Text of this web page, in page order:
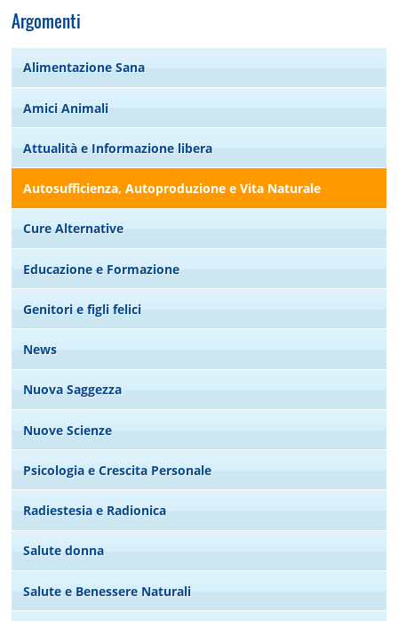
Argomenti
Alimentazione Sana
Amici Animali
Attualità e Informazione libera
Autosufficienza, Autoproduzione e Vita Naturale
Cure Alternative
Educazione e Formazione
Genitori e figli felici
News
Nuova Saggezza
Nuove Scienze
Psicologia e Crescita Personale
Radiestesia e Radionica
Salute donna
Salute e Benessere Naturali